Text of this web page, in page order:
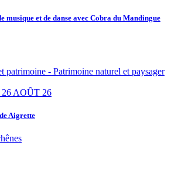
musique et de danse avec Cobra du Mandingue
patrimoine - Patrimoine naturel et paysager
AOÛT 26
Aigrette